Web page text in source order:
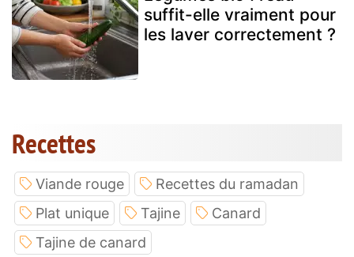
suffit-elle vraiment pour
les laver correctement ?
Recettes
Viande rouge
Recettes du ramadan
Plat unique
Tajine
Canard
Tajine de canard